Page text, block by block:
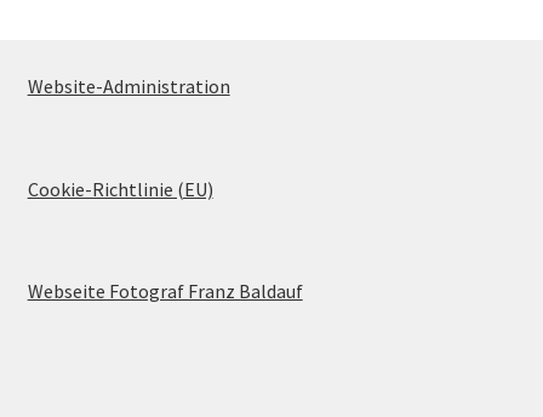
Website-Administration
Cookie-Richtlinie (EU)
Webseite Fotograf Franz Baldauf